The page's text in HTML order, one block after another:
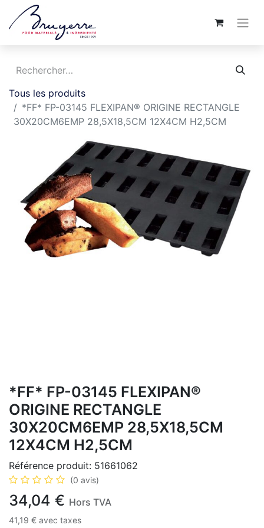
Tous les produits
*FF* FP-03145 FLEXIPAN® ORIGINE RECTANGLE
30X20CM6EMP 28,5X18,5CM 12X4CM H2,5CM
*FF* FP-03145 FLEXIPAN®
ORIGINE RECTANGLE
30X20CM6EMP 28,5X18,5CM
12X4CM H2,5CM
Référence produit: 51661062
(0 avis)
34,04 € Hors TVA
41,19 € avec taxes